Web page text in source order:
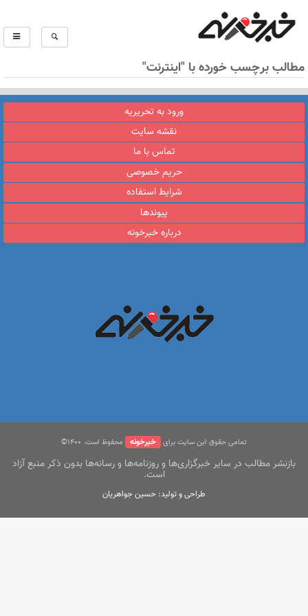
مطالب برچسب خورده با "اینترنت"
ورود به تحریریه
نقشه سایت
تماس با ما
حریم خصوصی
شرایط استفاده
پیوندها
درباره خبرخونه
تمامی حقوق این سایت برای خبرخونه محفوظ است. ۱400©
بازنشر مطالب در سایر خبرگزاری‌ها و روزنامه‌ها و رسانه‌ها بدون ذکر منبع آزاد
است.
طراحی و تولید: حسین جواهریان